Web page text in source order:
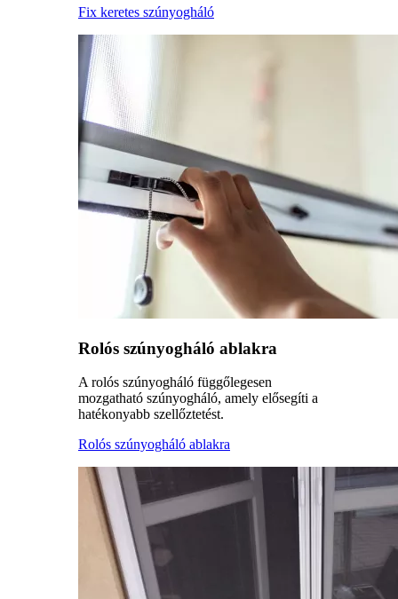
Fix keretes szúnyogháló
Rolós szúnyogháló ablakra
A rolós szúnyogháló függőlegesen
mozgatható szúnyogháló, amely elősegíti a
hatékonyabb szellőztetést.
Rolós szúnyogháló ablakra